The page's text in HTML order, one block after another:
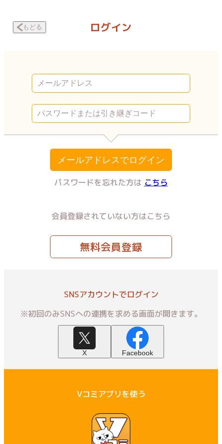
もどる ログイン
メールアドレスでログイン
パスワードを忘れた方は こちら
会員登録されていない方はこちら
無料会員登録
SNSアカウントでログイン
※初回のみSNSへの連携を求める画面が開きます。
X Facebook
Vコミアプリを使う